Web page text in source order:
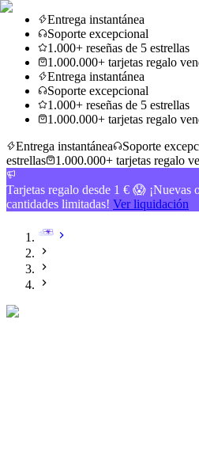
Entrega instantánea
Soporte excepcional
1.000+ reseñas de 5 estrellas
1.000.000+ tarjetas regalo
Entrega instantánea
Soporte excepcional
1.000+ reseñas de 5 estrellas
1.000.000+ tarjetas regalo
Entrega instantánea
Soporte
estrellas
1.000.000+ tarjetas regalo
Tarjetas regalo desde 1 € 😱 ¡Nuevas
cantidades limitadas! Ver liquidación